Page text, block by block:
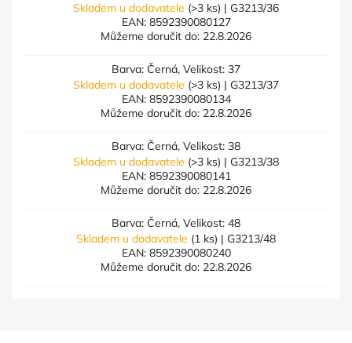
Skladem u dodavatele (>3 ks) | G3213/36
EAN: 8592390080127
Můžeme doručit do: 22.8.2026
Barva: Černá, Velikost: 37
Skladem u dodavatele (>3 ks) | G3213/37
EAN: 8592390080134
Můžeme doručit do: 22.8.2026
Barva: Černá, Velikost: 38
Skladem u dodavatele (>3 ks) | G3213/38
EAN: 8592390080141
Můžeme doručit do: 22.8.2026
Barva: Černá, Velikost: 48
Skladem u dodavatele (1 ks) | G3213/48
EAN: 8592390080240
Můžeme doručit do: 22.8.2026